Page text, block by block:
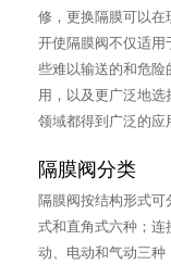
修，更换隔膜可以在
开使隔膜阀不仅适用
些难以输送的和危险
用，以及更广泛地
领域都得到广泛的应
隔膜阀分类
隔膜阀按结构形式可
式和直角式六种；连
动、电动和气动三种